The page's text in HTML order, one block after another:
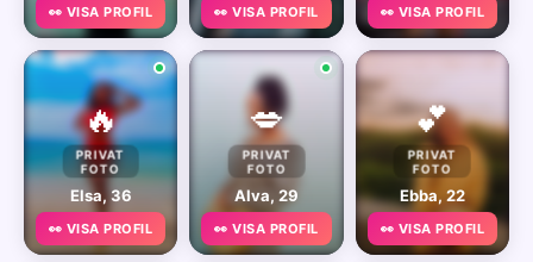
👀 VISA PROFIL 👀 VISA PROFIL 👀 VISA PROFIL
🔥
PRIVAT
FOTO
Elsa, 36
👀 VISA PROFIL
💋
PRIVAT
FOTO
Alva, 29
👀 VISA PROFIL
💕
PRIVAT
FOTO
Ebba, 22
👀 VISA PROFIL